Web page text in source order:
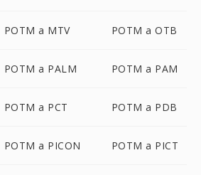
POTM a MTV POTM a OTB
POTM a PALM POTM a PAM
POTM a PCT POTM a PDB
POTM a PICON POTM a PICT